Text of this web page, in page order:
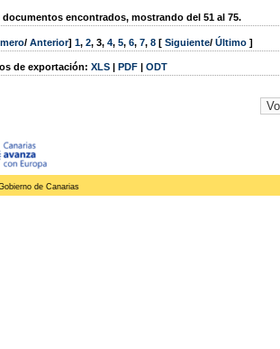
documentos encontrados, mostrando del 51 al 75.
/ Anterior] 1, 2, 3, 4, 5, 6, 7, 8 [ Siguiente/ Último ]
de exportación: XLS | PDF | ODT
de Canarias